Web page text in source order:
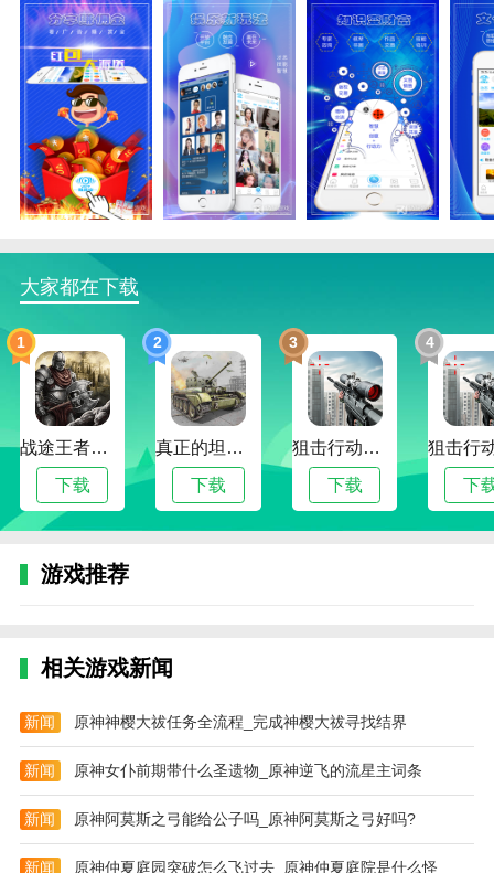
5.手机可以为公众带来交通引导服务和可靠的文化创意
服务，各种视频可以随时搜索和观看。
边肖评估
1.微视宝App全新的娱乐方式可以将知识转化为财富，
分享和推广可以获得现金奖励。它是一个全新的文化世
界，拥有全新的教育模式和多种领域，为每一位用户提
供有价值、有文化、积极向上的资源，传播高质量的精
情。
2.全新的娱乐方式和开放的直播平台将为您带来更多惊
喜。
3.有很多各种风格的教学视频、教学视频和搞笑视频。
在这里你可以放松自己，学会充实自己，提高自己的能
力。
更新日志
修改一些问题
大家都在下载
1
战途王者最新版
下载
2
真正的坦克大战
下载
3
狙击行动代号猎鹰最新版
下载
4
下
游戏推荐
相关游戏新闻
新闻 原神神樱大祓任务全流程_完成神樱大祓寻找结界
新闻 原神女仆前期带什么圣遗物_原神逆飞的流星主词条
新闻 原神阿莫斯之弓能给公子吗_原神阿莫斯之弓好吗?
新闻 原神仲夏庭园突破怎么飞过去_原神仲夏庭院是什么怪